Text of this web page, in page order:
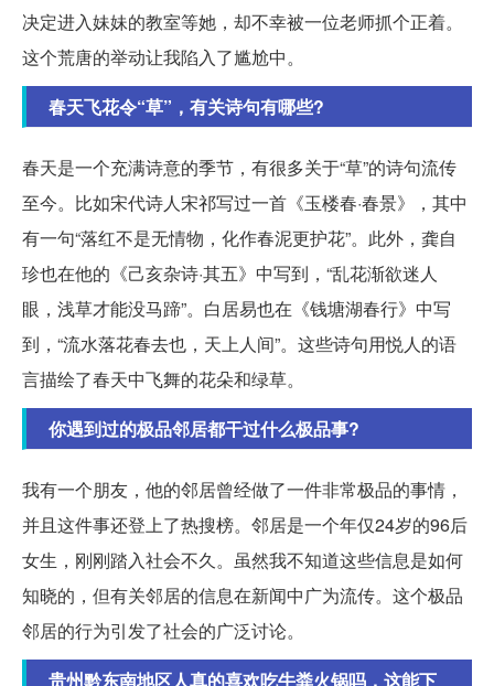
决定进入妹妹的教室等她，却不幸被一位老师抓个正着。
这个荒唐的举动让我陷入了尴尬中。
春天飞花令“草”，有关诗句有哪些?
春天是一个充满诗意的季节，有很多关于“草”的诗句流传
至今。比如宋代诗人宋祁写过一首《玉楼春·春景》，其中
有一句“落红不是无情物，化作春泥更护花”。此外，龚自
珍也在他的《己亥杂诗·其五》中写到，“乱花渐欲迷人
眼，浅草才能没马蹄”。白居易也在《钱塘湖春行》中写
到，“流水落花春去也，天上人间”。这些诗句用悦人的语
言描绘了春天中飞舞的花朵和绿草。
你遇到过的极品邻居都干过什么极品事?
我有一个朋友，他的邻居曾经做了一件非常极品的事情，
并且这件事还登上了热搜榜。邻居是一个年仅24岁的96后
女生，刚刚踏入社会不久。虽然我不知道这些信息是如何
知晓的，但有关邻居的信息在新闻中广为流传。这个极品
邻居的行为引发了社会的广泛讨论。
贵州黔东南地区人真的喜欢吃牛粪火锅吗，这能下